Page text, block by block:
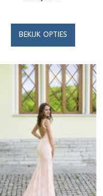
BEKIJK OPTIES